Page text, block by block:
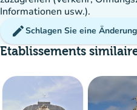
Informationen usw.).
editSchlagen Sie eine
Etablissements
Menge
man